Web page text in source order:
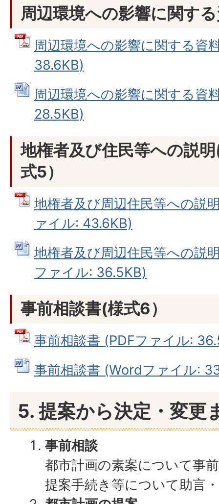
周辺環境への影響に関す
周辺環境への影響に関する資
38.6KB)
周辺環境への影響に関する資
28.5KB)
地権者及び住民等への説
式5）
地権者及び周辺住民等への説
ァイル: 43.6KB)
地権者及び周辺住民等への説
ファイル: 36.5KB)
事前相談書(様式6）
事前相談書 (PDFファイル:
事前相談書 (Wordファイル:
5. 提案から決定・変更
事前相談
都市計画の素案について事
提案手続き等について助言